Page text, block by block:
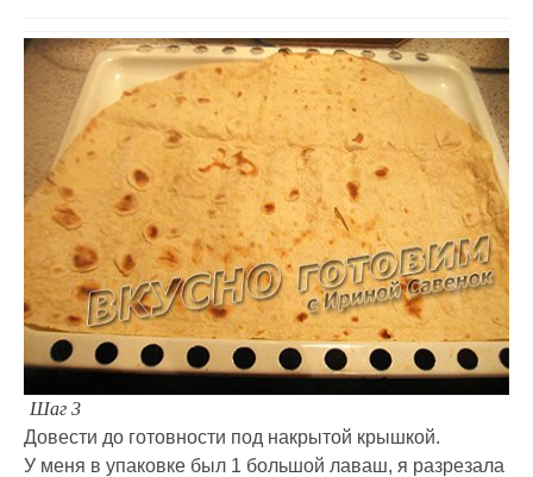
Шаг 3
Довести до готовности под накрытой крышкой.
У меня в упаковке был 1 большой лаваш, я разрезала